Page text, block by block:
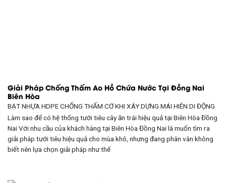
Giải Pháp Chống Thấm Ao Hồ Chứa Nước Tại Đồng Nai
Biên Hòa
BẠT NHỰA HDPE CHỐNG THẤM CƠ KHI XÂY DỰNG MÁI HIÊN DI ĐỘNG
Làm sao để có hệ thống tưới tiêu cây ăn trái hiệu quả tại Biên Hòa Đồng
Nai Với nhu cầu của khách hàng tại Biên Hòa Đồng Nai là muốn tìm ra
giải pháp tưới tiêu hiệu quả cho mùa khô, nhưng đang phân vân không
biết nên lựa chọn giải pháp như thế